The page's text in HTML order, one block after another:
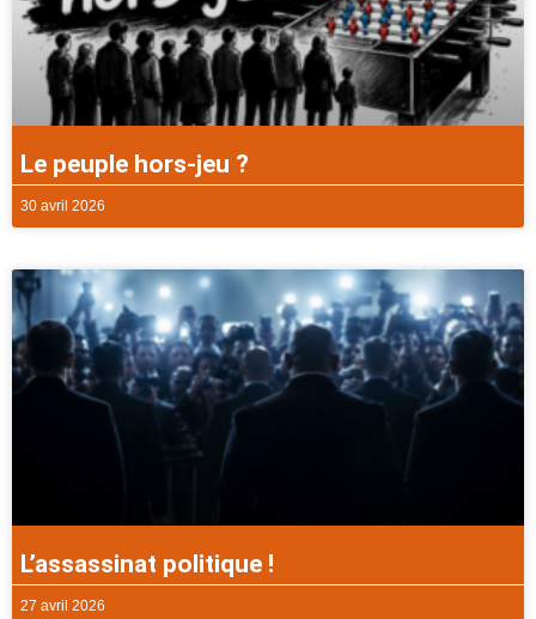
Le peuple hors-jeu ?
30 avril 2026
L’assassinat politique !
27 avril 2026